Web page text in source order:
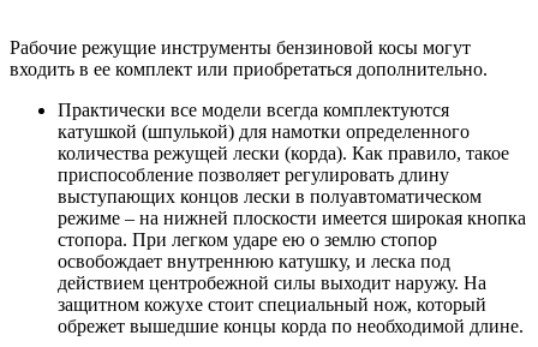
Рабочие режущие инструменты бензиновой косы могут
входить в ее комплект или приобретаться дополнительно.
Практически все модели всегда комплектуются
катушкой (шпулькой) для намотки определенного
количества режущей лески (корда). Как правило, такое
приспособление позволяет регулировать длину
выступающих концов лески в полуавтоматическом
режиме – на нижней плоскости имеется широкая кнопка
стопора. При легком ударе ею о землю стопор
освобождает внутреннюю катушку, и леска под
действием центробежной силы выходит наружу. На
защитном кожухе стоит специальный нож, который
обрежет вышедшие концы корда по необходимой длине.